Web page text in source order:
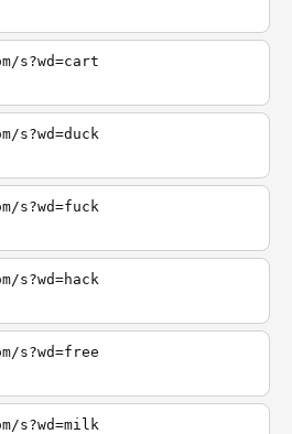
s?wd=cart
s?wd=duck
s?wd=fuck
s?wd=hack
s?wd=free
s?wd=milk